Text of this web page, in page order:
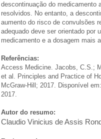
descontinuação do medicamento
resolvidos. No entanto, a
aumento do risco de convulsões
adequado deve ser orientado por
medicamento e a dosagem mais
Referências:
Access Medicine. Jacobs, C.S.;
et al. Principles and Practice of
McGraw-Hill; 2017. Disponível
2017.
Autor do resumo:
Claudio Vinicius de Assis